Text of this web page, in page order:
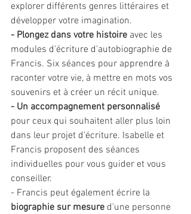
explorer différents genres littéraires et
développer votre imagination.
- Plongez dans votre histoire avec les
modules d'écriture d'autobiographie de
Francis. Six séances pour apprendre à
raconter votre vie, à mettre en mots vos
souvenirs et à créer un récit unique.
- Un accompagnement personnalisé
pour ceux qui souhaitent aller plus loin
dans leur projet d'écriture. Isabelle et
Francis proposent des séances
individuelles pour vous guider et vous
conseiller.
- Francis peut également écrire la
biographie sur mesure d'une personne